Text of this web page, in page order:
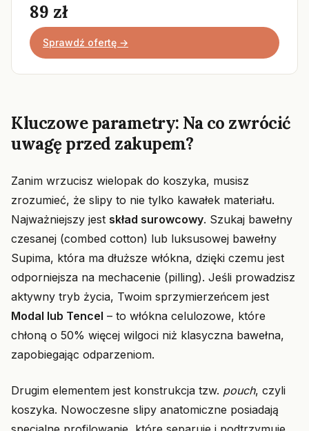
89 zł
Sprawdź ofertę →
Kluczowe parametry: Na co zwrócić
uwagę przed zakupem?
Zanim wrzucisz wielopak do koszyka, musisz
zrozumieć, że slipy to nie tylko kawałek materiału.
Najważniejszy jest skład surowcowy. Szukaj bawełny
czesanej (combed cotton) lub luksusowej bawełny
Supima, która ma dłuższe włókna, dzięki czemu jest
odporniejsza na mechacenie (pilling). Jeśli prowadzisz
aktywny tryb życia, Twoim sprzymierzeńcem jest
Modal lub Tencel – to włókna celulozowe, które
chłoną o 50% więcej wilgoci niż klasyczna bawełna,
zapobiegając odparzeniom.
Drugim elementem jest konstrukcja tzw. pouch, czyli
koszyka. Nowoczesne slipy anatomiczne posiadają